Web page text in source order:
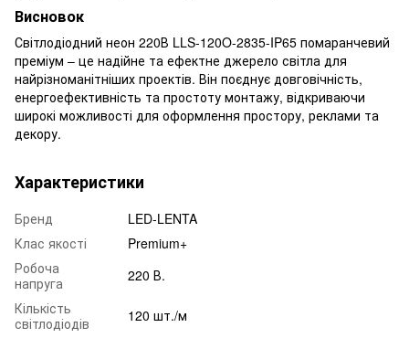
Висновок
Світлодіодний неон 220В LLS-120O-2835-IP65 помаранчевий
преміум – це надійне та ефектне джерело світла для
найрізноманітніших проектів. Він поєднує довговічність,
енергоефективність та простоту монтажу, відкриваючи
широкі можливості для оформлення простору, реклами та
декору.
Характеристики
Бренд
LED-LENTA
Клас якості
Premium+
Робоча
напруга
220 В.
Кількість
світлодіодів
120 шт./м